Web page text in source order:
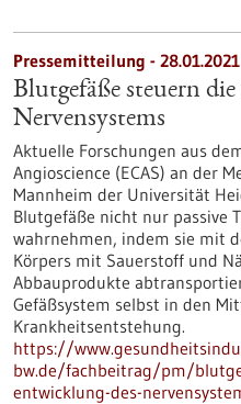
Pressemitteilung - 28.01.2021
Blutgefäße steuern
Nervensystems
Aktuelle Forschungen aus
Angioscience (ECAS) an der
Mannheim der Universität
Blutgefäße nicht nur passive
wahrnehmen, indem sie mit
Körpers mit Sauerstoff und
Abbauprodukte
Gefäßsystem selbst in den
Krankheitsentstehung.
https://
bw.de/fachbeitrag/pm/
entwicklung-des-